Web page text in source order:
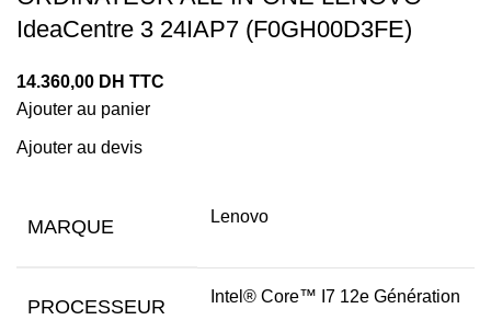
IdeaCentre 3 24IAP7 (F0GH00D3FE)
14.360,00 DH TTC
Ajouter au panier
Ajouter au devis
MARQUE Lenovo
PROCESSEUR Intel® Core™ I7 12e Génération